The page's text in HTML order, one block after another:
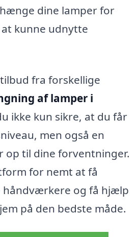
dine lamper for
kunne udnytte
fra forskellige
af lamper i
ikke kun sikre, at du får
men også en
op til dine forventninger.
for nemt at få
håndværkere og få hjælp
på den bedste måde.